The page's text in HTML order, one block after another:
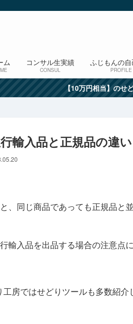
ム コンサル生実績
CONSUL
ふじもんの
PROFILE
【10万円相当】のせ
輸入品と正規品の違
、同じ商品であっても正規品と
輸入品を出品する場合の注意点
房ではせどりツールも多数紹介